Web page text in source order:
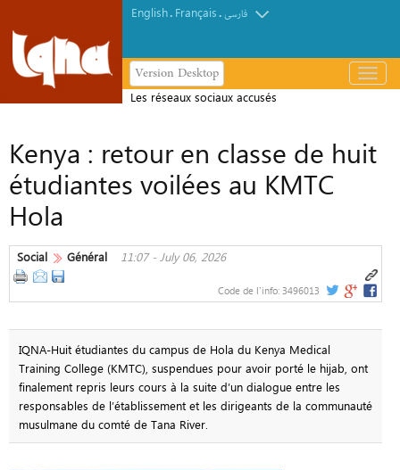
English. Français.فارسی
Version Desktop
باز
و
منو
Les réseaux sociaux accusés
musulmans en Irlande
Kenya : retour en classe de huit
étudiantes voilées au KMTC
Hola
Social Général 11:07 - July 06, 2026
Code de l'info: 3496013
IQNA-Huit étudiantes du campus de Hola du Kenya Medical
Training College (KMTC), suspendues pour avoir porté le hijab, ont
finalement repris leurs cours à la suite d’un dialogue entre les
responsables de l’établissement et les dirigeants de la communauté
musulmane du comté de Tana River.